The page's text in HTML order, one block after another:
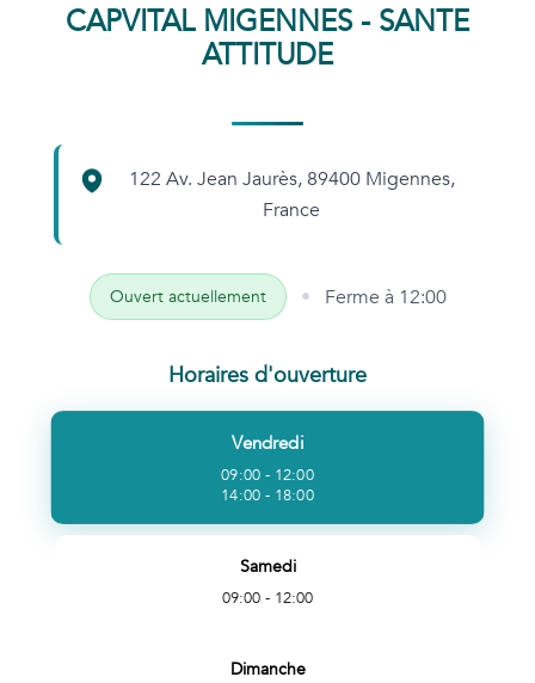
CAPVITAL MIGENNES - SANTE
ATTITUDE
122 Av. Jean Jaurès, 89400 Migennes,
France
Ouvert actuellement • Ferme à 12:00
Horaires d'ouverture
Vendredi
09:00 - 12:00
14:00 - 18:00
Samedi
09:00 - 12:00
Dimanche